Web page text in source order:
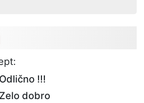
Odlično !!!
Zelo dobro